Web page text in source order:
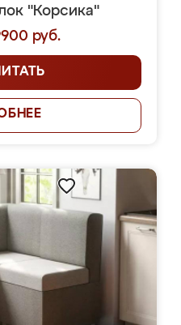
"Корсика"
руб.